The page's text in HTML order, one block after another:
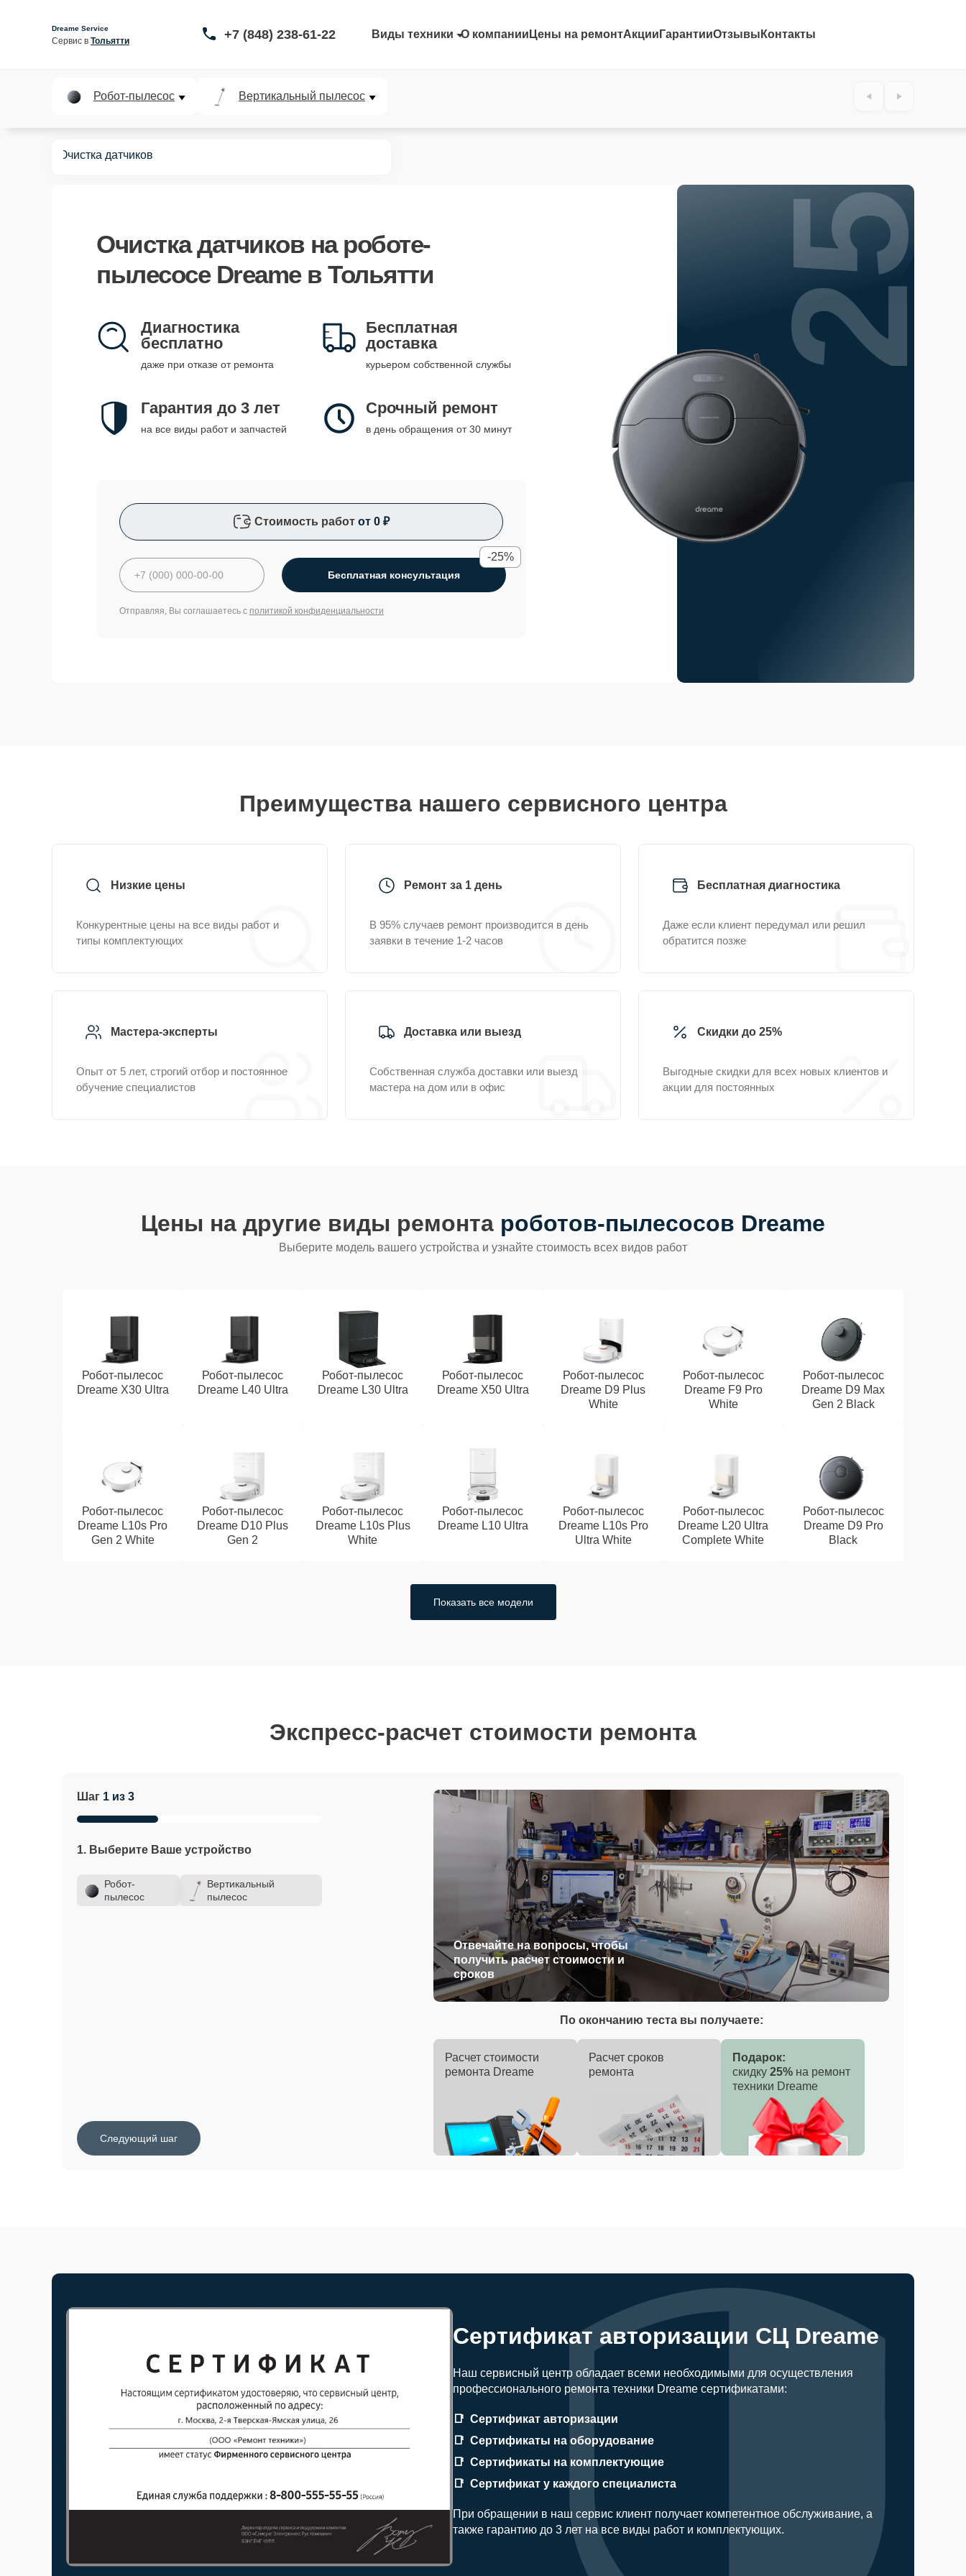
Dreame Service
Сервис в Тольятти +7 (848) 238-61-22 Виды техники О компании Цены на ремонтАкции ГарантииОтзывы Контакты
Робот-пылесос Вертикальный пылесос
Очистка датчиков
Очистка датчиковна роботе-
пылесосе Dreame в Тольятти
Диагностика
бесплатно
даже при отказе от ремонта
Бесплатная
доставка
курьером собственной службы
Гарантия до 3 лет
на все виды работ и запчастей
Срочный ремонт
в день обращения от 30 минут
Стоимость работ от 0 ₽
Бесплатная консультация
-25%
Отправляя, Вы соглашаетесь с политикой конфиденциальности
25%
Преимущества нашего сервисного центра
Низкие цены
Конкурентные цены на все виды работ и
типы комплектующих
Ремонт за 1 день
В 95% случаев ремонт производится в день
заявки в течение 1-2 часов
Бесплатная диагностика
Даже если клиент передумал или решил
обратится позже
Мастера-эксперты
Опыт от 5 лет, строгий отбор и постоянное
обучение специалистов
Доставка или выезд
Собственная служба доставки или выезд
мастера на дом или в офис
Скидки до 25%
Выгодные скидки для всех новых клиентов и
акции для постоянных
Цены на другие виды ремонта роботов-пылесосов Dreame
Выберите модель вашего устройства и узнайте стоимость всех видов работ
Робот-пылесос
Dreame X30 Ultra
Робот-пылесос
Dreame L40 Ultra
Робот-пылесос
Dreame L30 Ultra
Робот-пылесос
Dreame X50 Ultra
Робот-пылесос
Dreame D9 Plus
White
Робот-пылесос
Dreame F9 Pro
White
Робот-пылесос
Dreame D9 Max
Gen 2 Black
Робот-пылесос
Dreame L10s Pro
Gen 2 White
Робот-пылесос
Dreame D10 Plus
Gen 2
Робот-пылесос
Dreame L10s Plus
White
Робот-пылесос
Dreame L10 Ultra
Робот-пылесос
Dreame L10s Pro
Ultra White
Робот-пылесос
Dreame L20 Ultra
Complete White
Робот-пылесос
Dreame D9 Pro
Black
Показать все модели
Экспресс-расчет стоимости ремонта
Шаг 1 из 3
1. Выберите Ваше устройство
Робот-
пылесос
Вертикальный
пылесос
Отвечайте на вопросы, чтобы
получить расчет стоимости и
сроков
Следующий шаг
По окончанию теста вы получаете:
Расчет стоимости
ремонта Dreame
Расчет сроков
ремонта
Подарок:
скидку 25% на ремонт
техники Dreame
Сертификат авторизации СЦ Dreame
Наш сервисный центр обладает всеми необходимыми для осуществления
профессионального ремонта техники Dreame сертификатами:
Сертификат авторизации
Сертификаты на оборудование
Сертификаты на комплектующие
Сертификат у каждого специалиста
При обращении в наш сервис клиент получает компетентное обслуживание, а
также гарантию до 3 лет на все виды работ и комплектующих.